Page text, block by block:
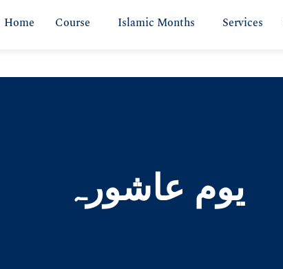
Home Course Islamic Months Services
یوم عاشورہ